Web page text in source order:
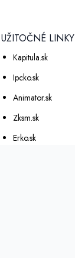
UŽITOČNÉ LINKY
Kapitula.sk
Ipcko.sk
Animator.sk
Zksm.sk
Erko.sk